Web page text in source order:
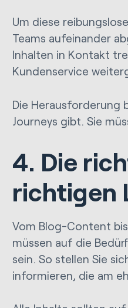
Um diese
Teams aufeinander
Inhalten in Kontakt
Kundenservice
Die Herausforderung
Journeys gibt. Sie
4. Die
richtigen
Vom Blog-Content
müssen auf die
sein. So stellen Sie
informieren, die am